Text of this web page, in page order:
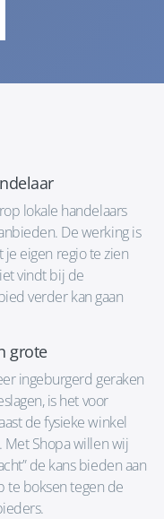
lokale handelaars
De werking is
eigen regio te zien
vindt bij de
verder kan gaan
grote
ingeburgerd geraken
is het voor
de fysieke winkel
Shopa willen wij
de kans bieden aan
te boksen tegen de